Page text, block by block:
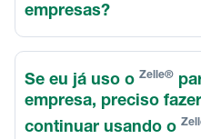
empresas?
Se eu já uso o Zelle®
empresa, preciso
continuar usando o